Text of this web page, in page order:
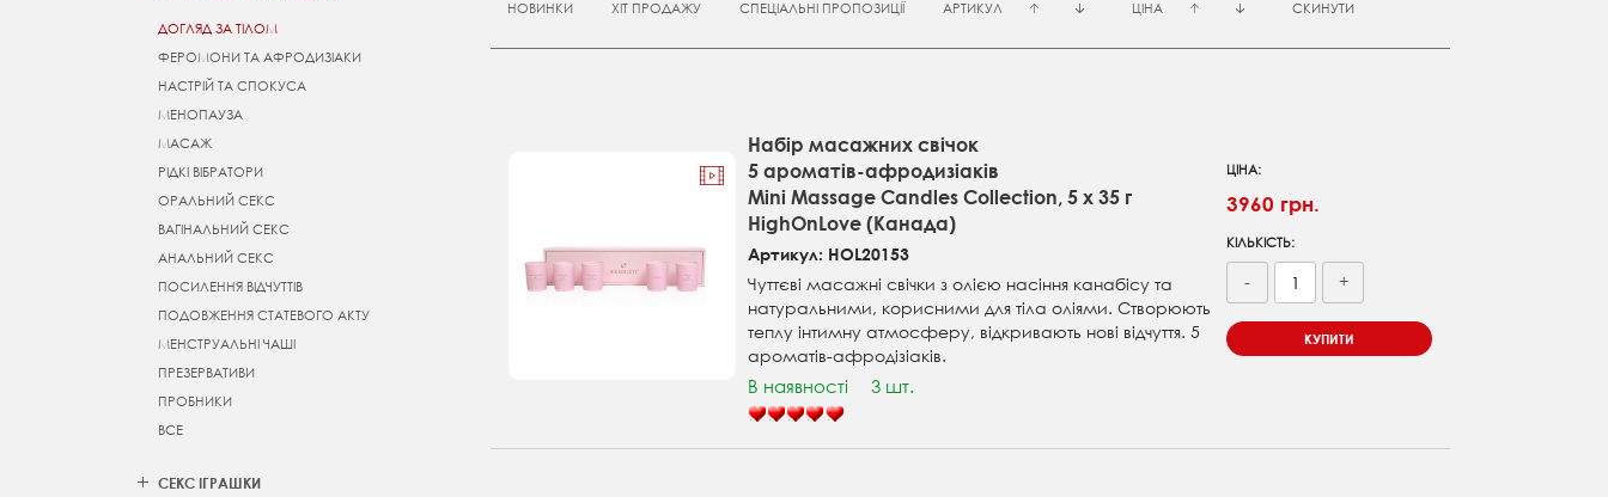
ДОГЛЯД ЗА ТІЛОМ
ФЕРОМОНИ ТА АФРОДИЗІАКИ
НАСТРІЙ ТА СПОКУСА
МЕНОПАУЗА
МАСАЖ
РІДКІ ВІБРАТОРИ
ОРАЛЬНИЙ СЕКС
ВАГІНАЛЬНИЙ СЕКС
АНАЛЬНИЙ СЕКС
ПОСИЛЕННЯ ВІДЧУТТІВ
ПОДОВЖЕННЯ СТАТЕВОГО АКТУ
МЕНСТРУАЛЬНІ ЧАШІ
ПРЕЗЕРВАТИВИ
ПРОБНИКИ
ВСЕ
СЕКС ІГРАШКИ
НОВИНКИ
ХІТ ПРОДАЖУ СПЕЦІАЛЬНІ ПРОПОЗИЦІЇ АРТИКУЛ ЦІНА СКИНУТИ
Набір масажних свічок
5 ароматів-афродизіаків
Mini Massage Candles Collection, 5 х 35 г
HighOnLove (Канада)
Артикул: HOL20153
Чуттєві масажні свічки з олією насіння канабісу та
натуральними, корисними для тіла оліями. Створюють
теплу інтимну атмосферу, відкривають нові відчуття. 5
ароматів-афродізіаків.
В наявності 3 шт.
ЦІНА:
3960 грн.
КІЛЬКІСТЬ:
- +
КУПИТИ